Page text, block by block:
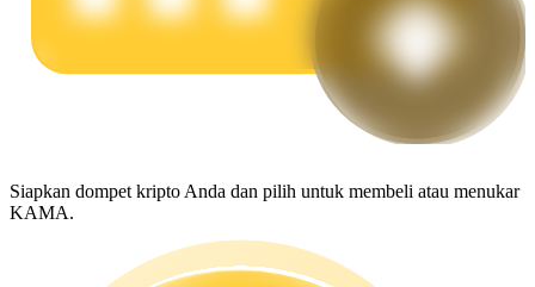
Dapatkan imbalan kompetitif setiap hari
Siapkan dompet kripto Anda dan pilih untuk membeli atau menukar
KAMA.